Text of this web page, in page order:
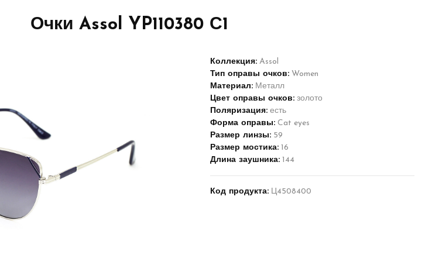
Очки Assol YP110380 С1
Коллекция: Assol
Тип оправы очков: Women
Материал: Металл
Цвет оправы очков: золото
Поляризация: есть
Форма оправы: Cat eyes
Размер линзы: 59
Размер мостика: 16
Длина заушника: 144
Код продукта: Ц4508400